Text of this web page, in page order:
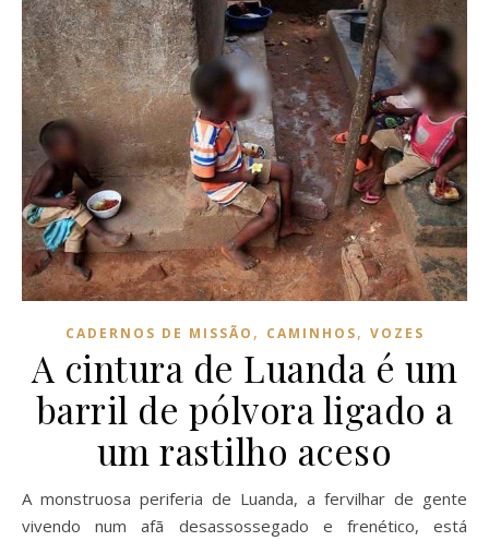
CADERNOS DE MISSÃO , CAMINHOS, VOZES
A cintura de Luanda é um
barril de pólvora ligado a
um rastilho aceso
A monstruosa periferia de Luanda, a fervilhar de gente
vivendo num afã desassossegado e frenético, está